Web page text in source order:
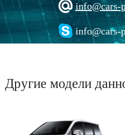
info@cars-
info@cars-
Другие модели